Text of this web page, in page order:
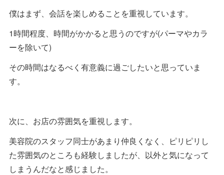
僕はまず、会話を楽しめることを重視しています。
1時間程度、時間がかかると思うのですが(パーマやカラ
ーを除いて)
その時間はなるべく有意義に過ごしたいと思っていま
す。
次に、お店の雰囲気を重視します。
美容院のスタッフ同士があまり仲良くなく、ピリピリし
た雰囲気のところも経験しましたが、以外と気になって
しまうんだなと感じました。